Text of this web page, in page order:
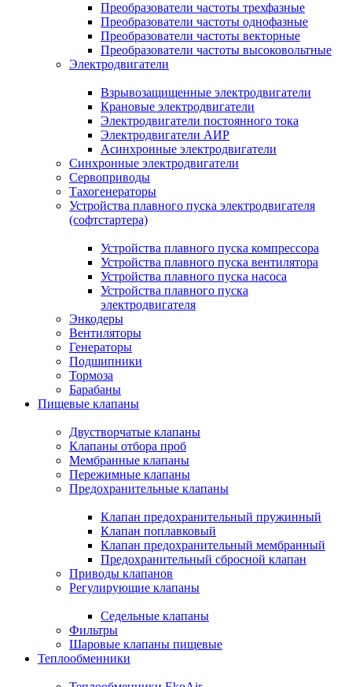
Преобразователи частоты трехфазные
Преобразователи частоты однофазные
Преобразователи частоты векторные
Преобразователи частоты высоковольтные
Электродвигатели
Взрывозащищенные электродвигатели
Крановые электродвигатели
Электродвигатели постоянного тока
Электродвигатели АИР
Асинхронные электродвигатели
Синхронные электродвигатели
Сервоприводы
Тахогенераторы
Устройства плавного пуска электродвигателя
(софтстартера)
Устройства плавного пуска компрессора
Устройства плавного пуска вентилятора
Устройства плавного пуска насоса
Устройства плавного пуска
электродвигателя
Энкодеры
Вентиляторы
Генераторы
Подшипники
Тормоза
Барабаны
Пищевые клапаны
Двустворчатые клапаны
Клапаны отбора проб
Мембранные клапаны
Пережимные клапаны
Предохранительные клапаны
Клапан предохранительный пружинный
Клапан поплавковый
Клапан предохранительный мембранный
Предохранительный сбросной клапан
Приводы клапанов
Регулирующие клапаны
Седельные клапаны
Фильтры
Шаровые клапаны пищевые
Теплообменники